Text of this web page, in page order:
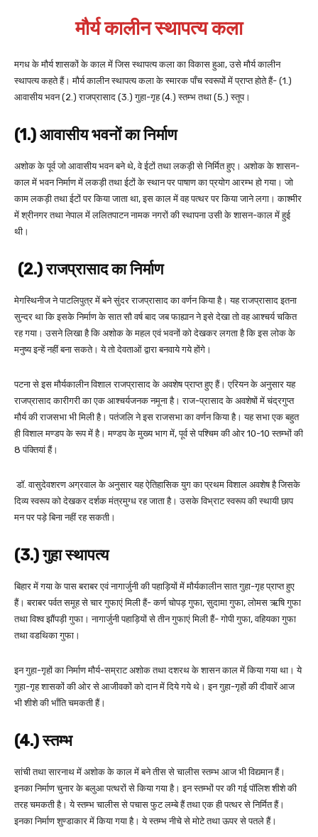
मौर्य कालीन स्थापत्य कला
मगध के मौर्य शासकों के काल में जिस स्थापत्य कला का विकास हुआ, उसे मौर्य कालीन
स्थापत्य कहते हैं। मौर्य कालीन स्थापत्य कला के स्मारक पाँच स्वरूपों में प्राप्त होते हैं- (1.)
आवासीय भवन (2.) राजप्रासाद (3.) गुहा-गृह (4.) स्तम्भ तथा (5.) स्तूप।
(1.) आवासीय भवनों का निर्माण
अशोक के पूर्व जो आवासीय भवन बने थे, वे ईटों तथा लकड़ी से निर्मित हुए। अशोक के शासन-
काल में भवन निर्माण में लकड़ी तथा ईटों के स्थान पर पाषाण का प्रयोग आरम्भ हो गया। जो
काम लकड़ी तथा ईटों पर किया जाता था, इस काल में वह पत्थर पर किया जाने लगा। काश्मीर
में श्रीनगर तथा नेपाल में ललितपाटन नामक नगरों की स्थापना उसी के शासन-काल में हुई
थी।
(2.) राजप्रासाद का निर्माण
मेगस्थिनीज ने पाटलिपुत्र में बने सुंदर राजप्रासाद का वर्णन किया है। यह राजप्रासाद इतना
सुन्दर था कि इसके निर्माण के सात सौ वर्ष बाद जब फाह्यान ने इसे देखा तो वह आश्चर्य चकित
रह गया। उसने लिखा है कि अशोक के महल एवं भवनों को देखकर लगता है कि इस लोक के
मनुष्य इन्हें नहीं बना सकते। ये तो देवताओं द्वारा बनवाये गये होंगे।
पटना से इस मौर्यकालीन विशाल राजप्रासाद के अवशेष प्राप्त हुए हैं। एरियन के अनुसार यह
राजप्रासाद कारीगरी का एक आश्चर्यजनक नमूना है। राज-प्रासाद के अवशेषों में चंद्रगुप्त
मौर्य की राजसभा भी मिली है। पतंजलि ने इस राजसभा का वर्णन किया है। यह सभा एक बहुत
ही विशाल मण्डप के रूप में है। मण्डप के मुख्य भाग में, पूर्व से पश्चिम की ओर 10-10 स्तम्भों की
8 पंक्तियां हैं।
डॉ. वासुदेवशरण अग्रवाल के अनुसार यह ऐतिहासिक युग का प्रथम विशाल अवशेष है जिसके
दिव्य स्वरूप को देखकर दर्शक मंत्रमुग्ध रह जाता है। उसके विभ्राट स्वरूप की स्थायी छाप
मन पर पड़े बिना नहीं रह सकती।
(3.) गुहा स्थापत्य
बिहार में गया के पास बराबर एवं नागार्जुनी की पहाड़ियों में मौर्यकालीन सात गुहा-गृह प्राप्त हुए
हैं। बराबर पर्वत समूह से चार गुफाएं मिली हैं- कर्ण चोपड़ गुफा, सुदामा गुफा, लोमस ऋषि गुफा
तथा विश्व झौंपड़ी गुफा। नागार्जुनी पहाड़ियों से तीन गुफाएं मिली हैं- गोपी गुफा, वहियका गुफा
तथा वडथिका गुफा।
इन गुहा-गृहों का निर्माण मौर्य-सम्राट अशोक तथा दशरथ के शासन काल में किया गया था। ये
गुहा-गृह शासकों की ओर से आजीवकों को दान में दिये गये थे। इन गुहा-गृहों की दीवारें आज
भी शीशे की भाँति चमकती हैं।
(4.) स्तम्भ
सांची तथा सारनाथ में अशोक के काल में बने तीस से चालीस स्तम्भ आज भी विद्यमान हैं।
इनका निर्माण चुनार के बलुआ पत्थरों से किया गया है। इन स्तम्भों पर की गई पॉलिश शीशे की
तरह चमकती है। ये स्तम्भ चालीस से पचास फुट लम्बे हैं तथा एक ही पत्थर से निर्मित हैं।
इनका निर्माण शुण्डाकार में किया गया है। ये स्तम्भ नीचे से मोटे तथा ऊपर से पतले हैं।